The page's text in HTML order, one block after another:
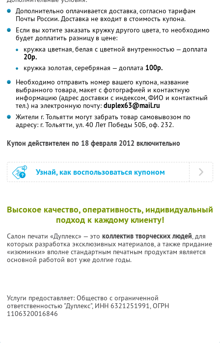
Дополнительно оплачивается доставка, согласно тарифам
Почты России. Доставка не входит в стоимость купона.
Если вы хотите заказать кружку другого цвета, то необходимо
будет доплатить разницу в цене:
кружка цветная, белая с цветной внутренностью — доплата
20р.
кружка золотая, серебряная — доплата 100р.
Необходимо отправить номер вашего купона, название
выбранного товара, макет с фотографией и контактную
информацию (адрес доставки с индексом, ФИО и контактный
тел.) на электронную почту: duplex63@mail.ru
Жители г. Тольятти могут забрать товар самовывозом по
адресу: г. Тольятти, ул. 40 Лет Победы 50Б, оф. 232.
Купон действителен по 18 февраля 2012 включительно
Узнай, как воспользоваться купоном
Высокое качество, оперативность, индивидуальный
подход к каждому клиенту!
Салон печати «Дуплекс» — это коллектив творческих людей, для
которых разработка эксклюзивных материалов, а также придание
«изюминки» вполне стандартным печатным продуктам является
основной работой вот уже долгие годы.
Услуги предоставляет: Общество с ограниченной
ответственностью "Дуплекс", ИНН 6321251991, ОГРН
1106320016846